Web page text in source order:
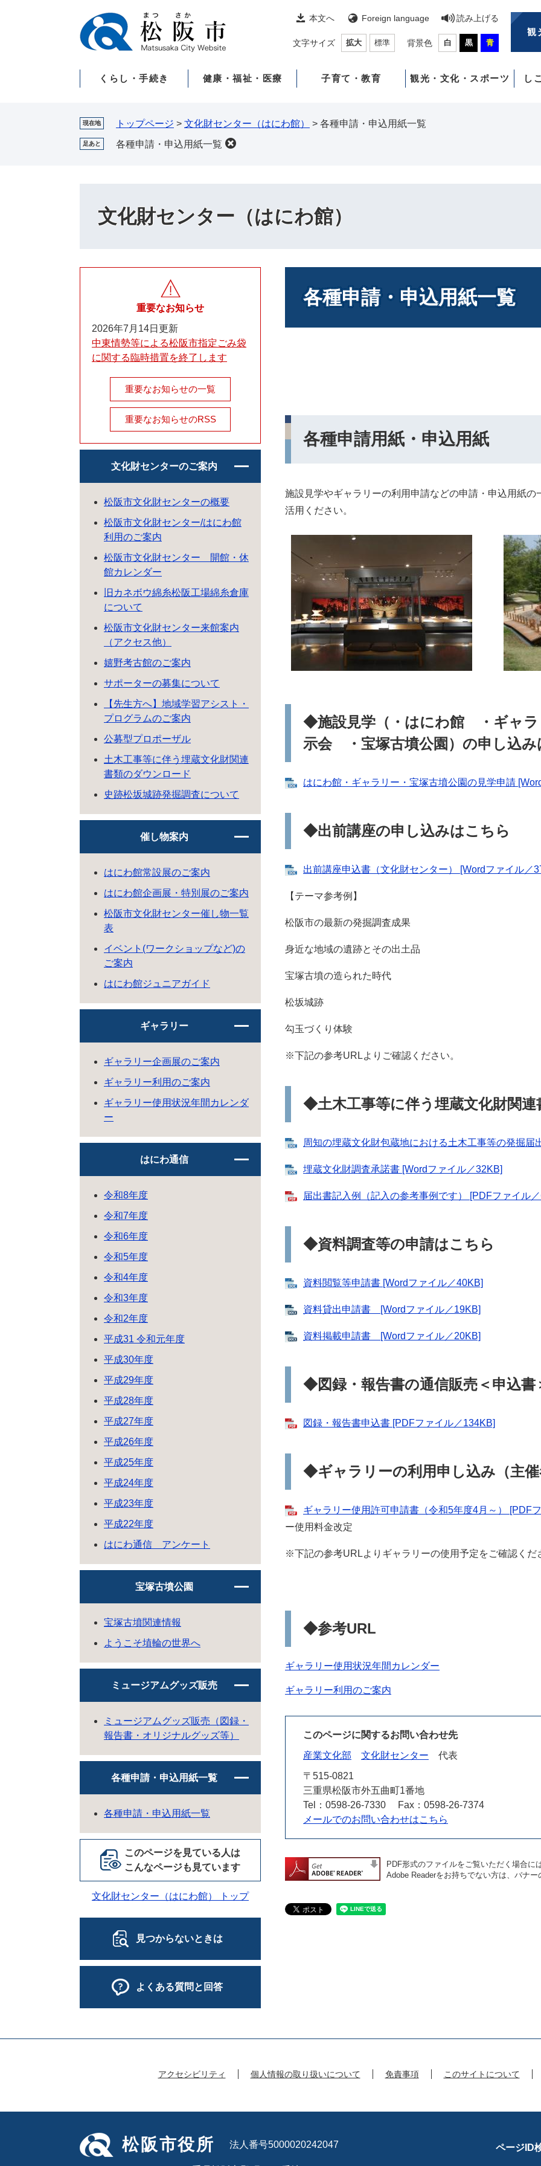
本文へ Foreign language 読み上げる
文字サイズ 拡大 標準 背景色 白 黒 青
観
くらし・手続き 健康・福祉・医療 子育て・教育 観光・文化・スポーツ し
現在地 トップページ > 文化財センター（はにわ館） > 各種申請・申込用紙一覧
足あと 各種申請・申込用紙一覧
文化財センター（はにわ館）
各種申請・申込用紙一覧
各種申請用紙・申込用紙
施設見学やギャラリーの利用申請などの申請・申込用紙
活用ください。
◆施設見学（・はにわ館 ・ギャ
示会 ・宝塚古墳公園）の申し込み
はにわ館・ギャラリー・宝塚古墳公園の見学申請
◆出前講座の申し込みはこちら
出前講座申込書（文化財センター） [Wordファイル／
【テーマ参考例】
松阪市の最新の発掘調査成果
身近な地域の遺跡とその出土品
宝塚古墳の造られた時代
松坂城跡
勾玉づくり体験
※下記の参考URLよりご確認ください。
◆土木工事等に伴う埋蔵文化財関連
周知の埋蔵文化財包蔵地における土木工事等の発掘届
埋蔵文化財調査承諾書 [Wordファイル／32KB]
届出書記入例（記入の参考事例です） [PDFファイル
◆資料調査等の申請はこちら
資料閲覧等申請書 [Wordファイル／40KB]
資料貸出申請書 [Wordファイル／19KB]
資料掲載申請書 [Wordファイル／20KB]
◆図録・報告書の通信販売＜申込書
図録・報告書申込書 [PDFファイル／134KB]
◆ギャラリーの利用申し込み（主
ギャラリー使用許可申請書（令和5年度4月～） [PDF
ー使用料金改定
※下記の参考URLよりギャラリーの使用予定をご確認くだ
◆参考URL
ギャラリー使用状況年間カレンダー
ギャラリー利用のご案内
このページに関するお問い合わせ先
産業文化部
文化財センター
代表
〒515-0821
三重県松阪市外五曲町1番地
Tel：0598-26-7330
Fax：0598-26-7374
メールでのお問い合わせはこちら
PDF形式のファイルをご覧いただく場合に
Adobe Readerをお持ちでない方は、バナ
重要なお知らせ
2026年7月14日更新
中東情勢等による松阪市指定ごみ袋
に関する臨時措置を終了します
重要なお知らせの一覧
重要なお知らせのRSS
文化財センターのご案内
松阪市文化財センターの概要
松阪市文化財センター/はにわ館
利用のご案内
松阪市文化財センター 開館・休
館カレンダー
旧カネボウ綿糸松阪工場綿糸倉庫
について
松阪市文化財センター来館案内
（アクセス他）
嬉野考古館のご案内
サポーターの募集について
【先生方へ】地域学習アシスト・
プログラムのご案内
公募型プロポーザル
土木工事等に伴う埋蔵文化財関連
書類のダウンロード
史跡松坂城跡発掘調査について
催し物案内
はにわ館常設展のご案内
はにわ館企画展・特別展のご案内
松阪市文化財センター催し物一覧
表
イベント(ワークショップなど)の
ご案内
はにわ館ジュニアガイド
ギャラリー
ギャラリー企画展のご案内
ギャラリー利用のご案内
ギャラリー使用状況年間カレンダ
ー
はにわ通信
令和8年度
令和7年度
令和6年度
令和5年度
令和4年度
令和3年度
令和2年度
平成31 令和元年度
平成30年度
平成29年度
平成28年度
平成27年度
平成26年度
平成25年度
平成24年度
平成23年度
平成22年度
はにわ通信 アンケート
宝塚古墳公園
宝塚古墳関連情報
ようこそ埴輪の世界へ
ミュージアムグッズ販売
ミュージアムグッズ販売（図録・
報告書・オリジナルグッズ等）
各種申請・申込用紙一覧
各種申請・申込用紙一覧
このページを見ている人は
こんなページも見ています
文化財センター（はにわ館） トップ
見つからないときは
よくある質問と回答
アクセシビリティ 個人情報の取り扱いについて 免責事項 このサイトについて
松阪市役所 法人番号5000020242047 ページID